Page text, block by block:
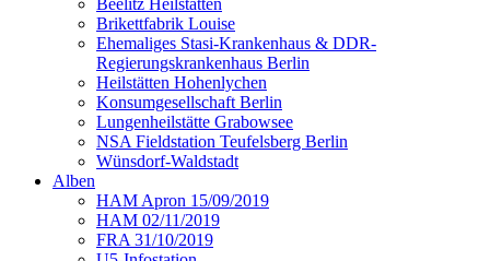
Brikettfabrik Louise
Ehemaliges Stasi-Krankenhaus & DDR-
Regierungskrankenhaus Berlin
Heilstätten Hohenlychen
Konsumgesellschaft Berlin
Lungenheilstätte Grabowsee
NSA Fieldstation Teufelsberg Berlin
Wünsdorf-Waldstadt
Alben
HAM Apron 15/09/2019
HAM 02/11/2019
FRA 31/10/2019